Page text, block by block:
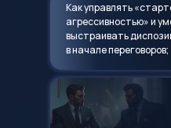
Как управлять
агрессивностью» и
выстраивать
в начале переговоров;